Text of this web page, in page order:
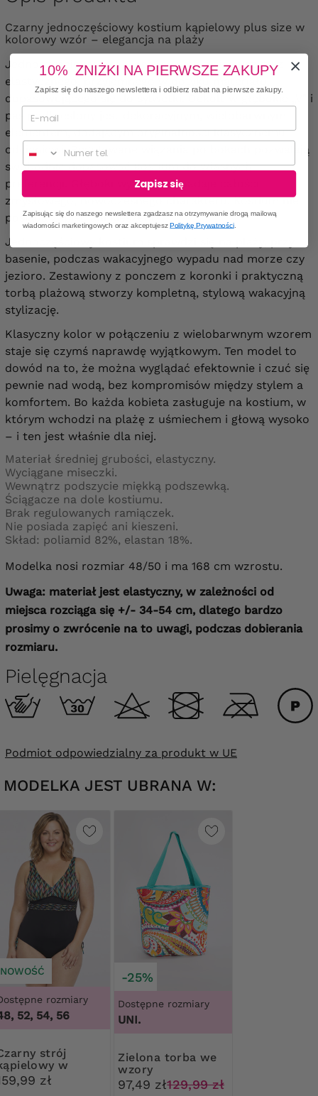
Czarny jednoczęściowy kostium kąpielowy plus size w
kolorowy wzór – elegancja na plaży
Jednoczęściowystrój kąpielowy plus sizeuszyty z
elastycznego, przyjemnego w dotyku materiału,
dopasowującego się do sylwetki. Dekolt w głębokie „V" i
pas podkreślony jest dekoracyjnym, wielobarwnym
elementem, dodającym oryginalności klasycznemu
odcieniowi. Regulowane wiązania po bokach pozwalają
swobodnie dopasować kostium do własnych
preferencji. Głęboki wycięty tył nadaje całości
zmysłowego, nowoczesnego charakteru. Kostium nie
posiada zapięć ani kieszeni.
Jednoczęściowy kostium sprawdzi się na plaży, przy
basenie, podczas wakacyjnego wypadu nad morze czy
jezioro. Zestawiony z ponczem z koronki i praktyczną
torbą plażową stworzy kompletną, stylową wakacyjną
stylizację.
Klasyczny kolor w połączeniu z wielobarwnym wzorem
staje się czymś naprawdę wyjątkowym. Ten model to
dowód na to, że można wyglądać efektownie i czuć się
pewnie nad wodą, bez kompromisów między stylem a
komfortem. Bo każda kobieta zasługuje na kostium, w
którym wchodzi na plażę z uśmiechem i głową wysoko
– i ten jest właśnie dla niej.
Materiał średniej grubości, elastyczny.
Wyciągane miseczki.
Wewnątrz podszycie miękką podszewką.
Ściągacze na dole kostiumu.
Brak regulowanych ramiączek.
Nie posiada zapięć ani kieszeni.
Skład: poliamid 82%, elastan 18%.
Modelka nosi rozmiar 48/50 i ma 168 cm wzrostu.
Uwaga: materiał jest elastyczny, w zależności od
miejsca rozciąga się +/- 34-54 cm, dlatego bardzo
prosimy o zwrócenie na to uwagi, podczas dobierania
rozmiaru.
Pielęgnacja
Podmiot odpowiedzialny za produkt w UE
MODELKA JEST UBRANA W:
NOWOŚĆ
rozmiary
52, 54, 56
w
wzory
zł
-25%
Dostępne rozmiary
UNI.
Zielona torba we
wzory
97,49 zł129,99 zł
10% ZNIŻKI NA PIERWSZE ZAKUPY
Zapisz się do naszego newslettera i odbierz rabat na pierwsze zakupy.
Numer telefonu
Zapisz się
Zapisując się do naszego newslettera zgadzasz na otrzymywanie drogą mailową
wiadomości marketingowych oraz akceptujeszPolitykę Prywatności.